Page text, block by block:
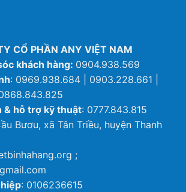
CỔ PHẦN ANY VIỆT NAM
khách hàng: 0904.938.569
: 0969.938.684 | 0903.228.661 |
& hỗ trợ kỹ thuật: 0777.843.815
Bươu, xã Tân Triều, huyện Thanh
;
: 0106236615